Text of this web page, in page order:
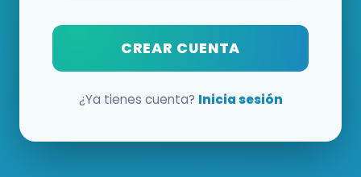
CREAR CUENTA
¿Ya tienes cuenta? Inicia sesión